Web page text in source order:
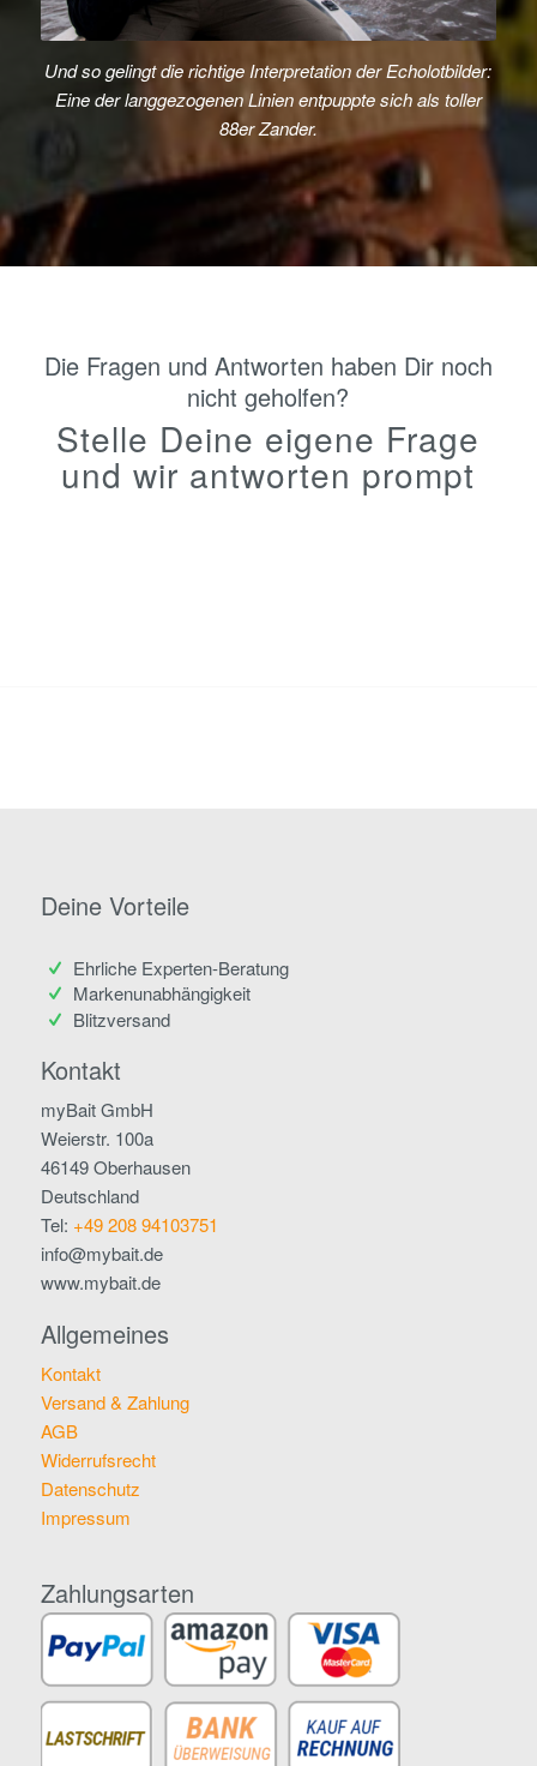
Und so gelingt die richtige Interpretation der Echolotbilder:
Eine der langgezogenen Linien entpuppte sich als toller
88er Zander.
Die Fragen und Antworten haben Dir noch
nicht geholfen?
Stelle Deine eigene Frage
und wir antworten prompt
Deine Vorteile
Ehrliche Experten-Beratung
Markenunabhängigkeit
Blitzversand
Kontakt
myBait GmbH
Weierstr. 100a
46149 Oberhausen
Deutschland
Tel: +49 208 94103751
info@mybait.de
www.mybait.de
Allgemeines
Kontakt
Versand & Zahlung
AGB
Widerrufsrecht
Datenschutz
Impressum
Zahlungsarten